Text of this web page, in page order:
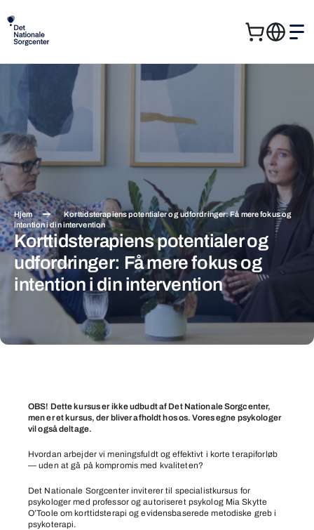
Kurv
Hjem
Korttidsterapiens potentialer og udfordringer: Få mere fokus og
intention i din intervention
Korttidsterapiens potentialer og
udfordringer: Få mere fokus og
intention i din intervention
udfordringer:
intention
OBS! Dette kursus er ikke udbudt af Det Nationale Sorgcenter,
men er et kursus, der bliver afholdt hos os. Vores egne psykologer
vil også deltage.
Hvordan arbejder vi meningsfuldt og effektivt i korte terapiforløb
— uden at gå på kompromis med kvaliteten?
Det Nationale Sorgcenter inviterer til specialistkursus for
psykologer med professor og autoriseret psykolog Mia Skytte
O’Toole om korttidsterapi og evidensbaserede metodiske greb i
psykoterapi.